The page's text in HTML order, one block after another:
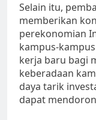
Selain itu,
memberikan
perekonomian
kampus-
kerja baru bagi
keberadaan
daya tarik
dapat